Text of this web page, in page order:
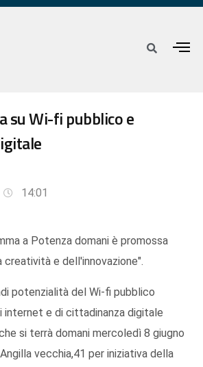
su Wi-fi pubblico e
14:01
a Potenza domani è promossa
e dell'innovazione".
potenzialità del Wi-fi pubblico
internet e di cittadinanza digitale
si terrà domani mercoledì 8 giugno
vecchia,41 per iniziativa della